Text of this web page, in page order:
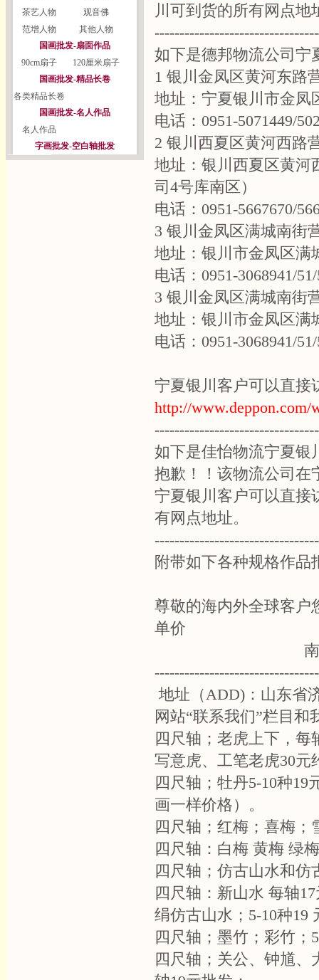
茶艺人物
观音佛
范增人物
其他人物
国画批发-扇面作品
90cm扇子
120厘米扇子
国画批发-精品长卷
各类精品长卷
国画批发-名人作品
名人作品
字画批发-空白轴批发
川可到货的所有网点地
如下是德邦物流公司宁
1 银川金凤区黄河东路
地址：宁夏银川市金凤
电话：0951-5071449/
2 银川西夏区黄河西路
地址：银川西夏区黄河
司4号库南区）
电话：0951-5667670/
3 银川金凤区满城南街
地址：银川市金凤区满
电话：0951-3068941/
3 银川金凤区满城南街
地址：银川市金凤区满
电话：0951-3068941/
宁夏银川客户可以直接
http://www.deppon.com/
如下是佳怡物流宁夏银
抱歉！！该物流公司在
宁夏银川客户可以直接
有网点地址。
附带如下各种规格作品
尊敬的海内外全球客户
单价
南 方 翰 林
地址（ADD)：山东省
网站“联系我们”栏目和
四尺轴；老虎上下，每
写意虎、工笔老虎30元
四尺轴；牡丹5-10种19
画一样价格）。
四尺轴；红梅；喜梅；
四尺轴：白梅 黄梅 绿
四尺轴；仿古山水和仿
四尺轴：新山水 每轴17
绢仿古山水；5-10种19
四尺轴；墨竹；彩竹；
四尺轴；关公、钟馗、